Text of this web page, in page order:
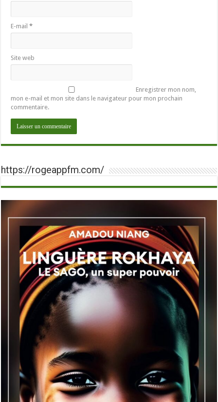
E-mail*
Site web
Enregistrer mon nom,
mon e-mail et mon site dans le navigateur pour mon prochain
commentaire.
https://rogeappfm.com/